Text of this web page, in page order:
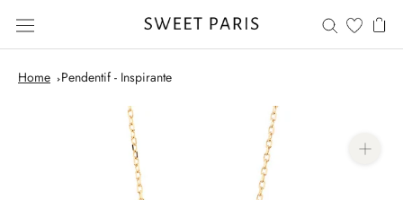
contenu
Home
Pendentif - Inspirante